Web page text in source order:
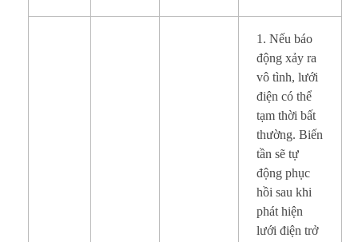
1. Nếu báo
động xảy ra
vô tình, lưới
điện có thể
tạm thời bất
thường. Biến
tần sẽ tự
động phục
hồi sau khi
phát hiện
lưới điện trở